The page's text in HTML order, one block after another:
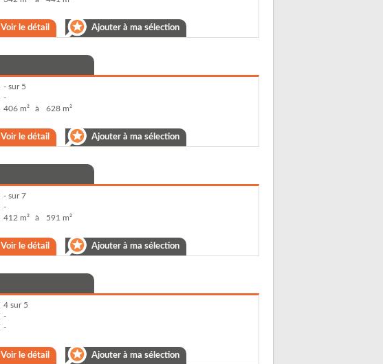
Voir le détail Ajouter à ma sélection
- sur 5
-
406 m² à 628 m²
Voir le détail Ajouter à ma sélection
- sur 7
-
412 m² à 591 m²
Voir le détail Ajouter à ma sélection
4 sur 5
-
-
Voir le détail Ajouter à ma sélection